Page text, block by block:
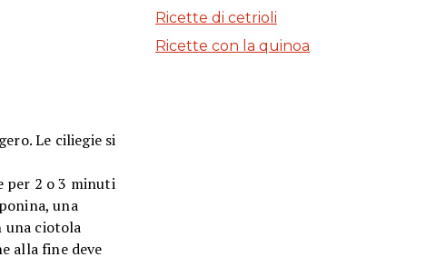
Le ciliegie si
per 2 o 3 minuti
una
una ciotola
alla fine deve
Ricette di cetrioli
Ricette con la quinoa